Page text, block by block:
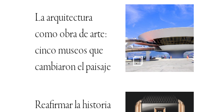
La arquitectura
como obra de arte:
cinco museos que
cambiaron el paisaje
Reafirmar la historia